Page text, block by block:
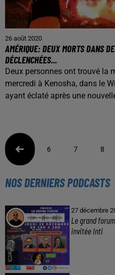
26 août 2020
AMÉRIQUE: DEUX MORTS DANS
DÉCLENCHÉES...
Deux personnes ont trouvé la
mercredi à Kenosha, dans le
ayant éclaté après une
6 7 8
NOS DERNIERS PODCASTS
27 décembre
Le grand
invitée Inti